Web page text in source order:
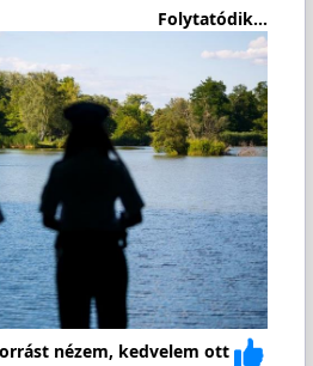
Folytatódik...
nézem, kedvelem ott